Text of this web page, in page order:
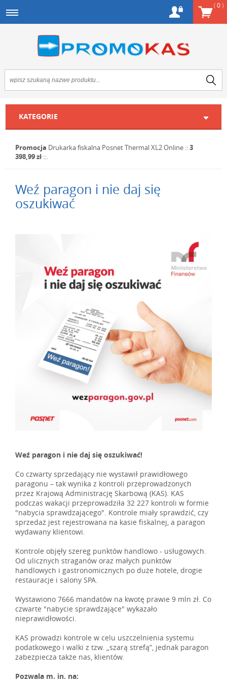
(0)
KATEGORIE
Promocja Drukarka fiskalna Posnet Thermal XL2 Online ::3
398,99 zł ::.
Weź paragon i nie daj się
oszukiwać
Weź paragon i nie daj się oszukiwać!
Co czwarty sprzedający nie wystawił prawidłowego
paragonu – tak wynika z kontroli przeprowadzonych
przez Krajową Administrację Skarbową (KAS). KAS
podczas wakacji przeprowadziła 32 227 kontroli w formie
"nabycia sprawdzającego". Kontrole miały sprawdzić, czy
sprzedaż jest rejestrowana na kasie fiskalnej, a paragon
wydawany klientowi.
Kontrole objęły szereg punktów handlowo - usługowych.
Od ulicznych straganów oraz małych punktów
handlowych i gastronomicznych po duże hotele, drogie
restauracje i salony SPA.
Wystawiono 7666 mandatów na kwotę prawie 9 mln zł. Co
czwarte "nabycie sprawdzające" wykazało
nieprawidłowości.
KAS prowadzi kontrole w celu uszczelnienia systemu
podatkowego i walki z tzw. „szarą strefą”, jednak paragon
zabezpiecza także nas, klientów.
Pozwala m. in. na: